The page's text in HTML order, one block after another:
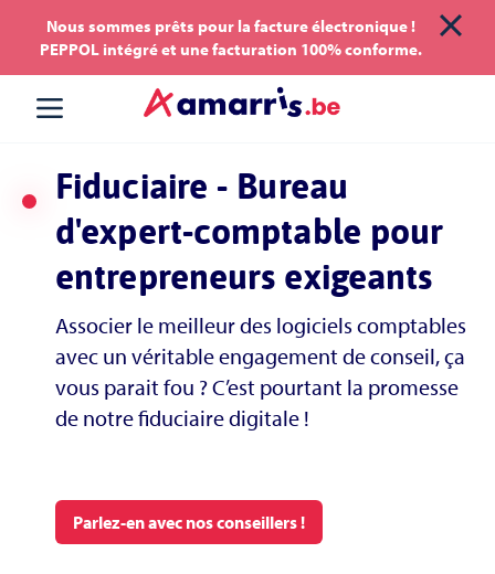
Aller
au
Aller au
contenu
Nous sommes prêts pour la facture électronique !
PEPPOL intégré et une facturation 100% conforme.
Fiduciaire - Bureau
d'expert-comptable pour
entrepreneurs exigeants
Associer le meilleur des logiciels comptables
avec un véritable engagement de conseil, ça
vous parait fou ? C’est pourtant la promesse
de notre fiduciaire digitale !
Parlez-en avec nos conseillers !